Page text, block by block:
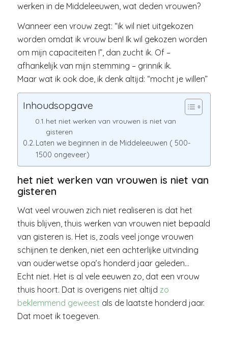
werken in de Middeleeuwen, wat deden vrouwen?
Wanneer een vrouw zegt: “ik wil niet uitgekozen
worden omdat ik vrouw ben! Ik wil gekozen worden
om mijn capaciteiten !”, dan zucht ik. Of –
afhankelijk van mijn stemming – grinnik ik.
Maar wat ik ook doe, ik denk altijd: “mocht je willen”
Inhoudsopgave
het niet werken van vrouwen is niet van
gisteren
Laten we beginnen in de Middeleeuwen ( 500-
1500 ongeveer)
het niet werken van vrouwen is niet van
gisteren
Wat veel vrouwen zich niet realiseren is dat het
thuis blijven, thuis werken van vrouwen niet bepaald
van gisteren is. Het is, zoals veel jonge vrouwen
schijnen te denken, niet een achterlijke uitvinding
van ouderwetse opa’s honderd jaar geleden…
Echt niet. Het is al vele eeuwen zo, dat een vrouw
thuis hoort. Dat is overigens niet altijd zo
beklemmend geweest als de laatste honderd jaar.
Dat moet ik toegeven.